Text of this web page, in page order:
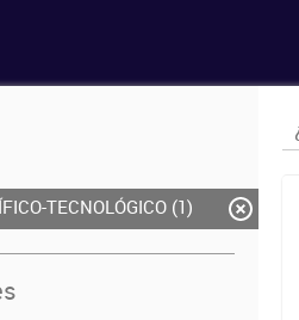
TECNOLÓGICO (1)